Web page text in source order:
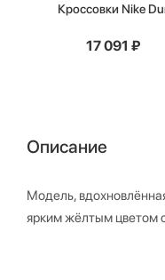
Кроссовки Nike
17 091 ₽
Описание
Модель,
ярким жёлтым цветом